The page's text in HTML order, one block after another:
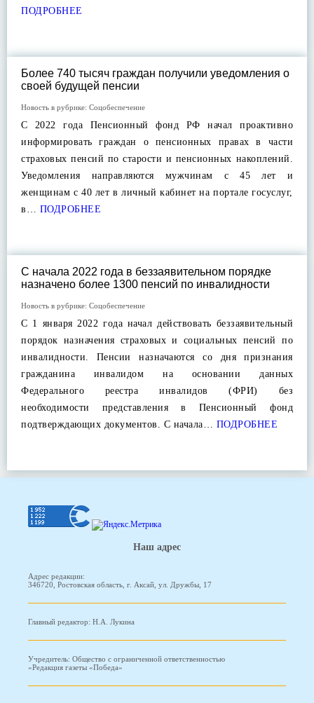
ПОДРОБНЕЕ
Более 740 тысяч граждан получили уведомления о
своей будущей пенсии
Новость в рубрике: Соцобеспечение
С 2022 года Пенсионный фонд РФ начал проактивно
информировать граждан о пенсионных правах в части
страховых пенсий по старости и пенсионных накоплений.
Уведомления направляются мужчинам с 45 лет и
женщинам с 40 лет в личный кабинет на портале госуслуг,
в… ПОДРОБНЕЕ
С начала 2022 года в беззаявительном порядке
назначено более 1300 пенсий по инвалидности
Новость в рубрике: Соцобеспечение
С 1 января 2022 года начал действовать беззаявительный
порядок назначения страховых и социальных пенсий по
инвалидности. Пенсии назначаются со дня признания
гражданина инвалидом на основании данных
Федерального реестра инвалидов (ФРИ) без
необходимости представления в Пенсионный фонд
подтверждающих документов. С начала… ПОДРОБНЕЕ
Наш адрес
Адрес редакции:
346720, Ростовская область, г. Аксай, ул. Дружбы, 17
Главный редактор: Н.А. Лукина
Учредитель: Общество с ограниченной ответственностью
«Редакция газеты «Победа»